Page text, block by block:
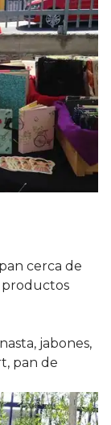
cerca de
productos
jabones,
pan de